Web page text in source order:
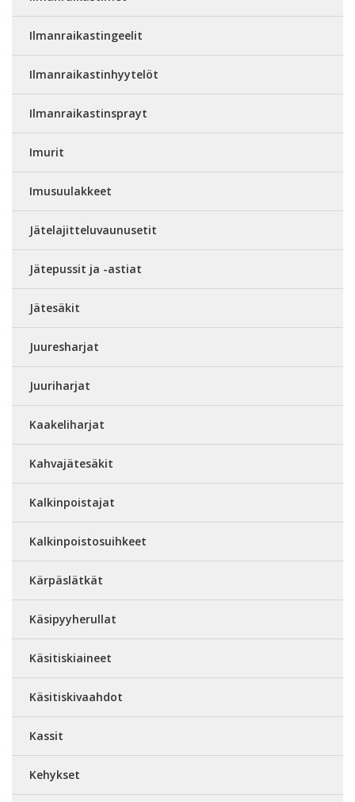
Ilmanraikastingeelit
Ilmanraikastinhyytelöt
Ilmanraikastinsprayt
Imurit
Imusuulakkeet
Jätelajitteluvaunusetit
Jätepussit ja -astiat
Jätesäkit
Juuresharjat
Juuriharjat
Kaakeliharjat
Kahvajätesäkit
Kalkinpoistajat
Kalkinpoistosuihkeet
Kärpäslätkät
Käsipyyherullat
Käsitiskiaineet
Käsitiskivaahdot
Kassit
Kehykset